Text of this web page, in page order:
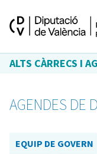
ALTS CÀRRECS I
AGENDES DE
EQUIP DE GOVERN